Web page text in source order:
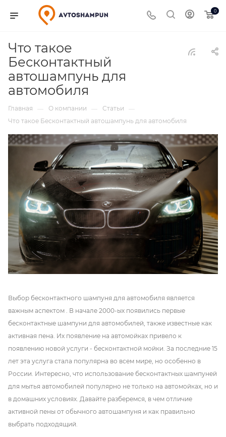
0
Что такое
Бесконтактный
автошампунь для
автомобиля
Главная — О компании — Статьи
—
Что такое Бесконтактный автошампунь для автомобиля
Выбор бесконтактного шампуня для автомобиля является
важным аспектом . В начале 2000-ых появились первые
бесконтактные шампуни для автомобилей, также известные как
активная пена. Их появление на автомойках привело к
появлению новой услуги - бесконтактной мойки. За последние 15
лет эта услуга стала популярна во всем мире, но особенно в
России. Интересно, что использование бесконтактных шампуней
для мытья автомобилей популярно не только на автомойках, но и
в домашних условиях. Давайте разберемся, в чем отличие
активной пены от обычного автошампуня и как правильно
выбрать подходящий.